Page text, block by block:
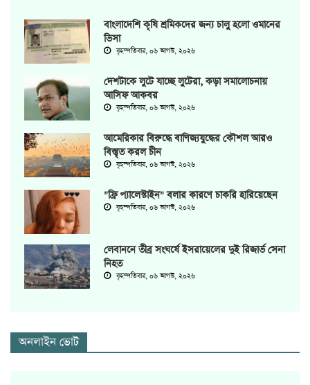
বাংলাদেশি কৃষি শ্রমিকদের জন্য চালু হলো ওমানের
ভিসা
বৃহস্পতিবার, ০৬ আগস্ট, ২০২৬
দেশটাকে লুটে যাচ্ছে লুটেরা, কড়া সমালোচনায়
আসিফ আকবর
বৃহস্পতিবার, ০৬ আগস্ট, ২০২৬
আমেরিকার বিরুদ্ধে বাণিজ্যযুদ্ধের কৌশল আরও
বিস্তৃত করল চীন
বৃহস্পতিবার, ০৬ আগস্ট, ২০২৬
"ফ্রি প্যালেস্টাইন" বলার কারণে চাকরি হারিয়েছেন
বৃহস্পতিবার, ০৬ আগস্ট, ২০২৬
লেবাননে তীব্র সংঘর্ষে ইসরায়েলের দুই রিজার্ভ সেনা
নিহত
বৃহস্পতিবার, ০৬ আগস্ট, ২০২৬
অনলাইন ভোট